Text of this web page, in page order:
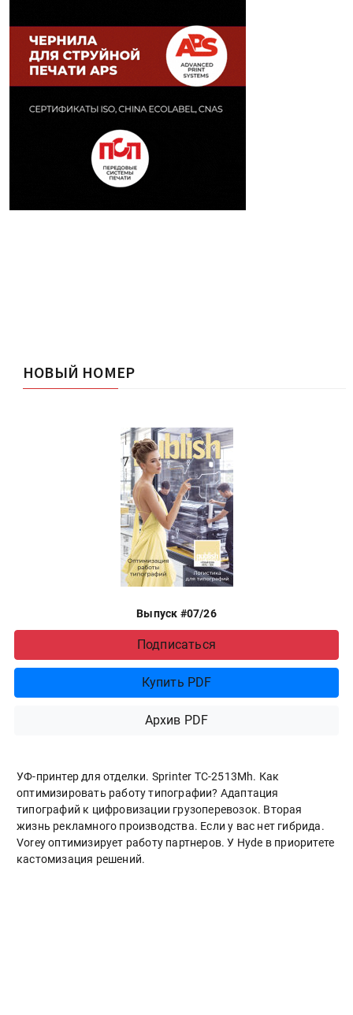
НОВЫЙ НОМЕР
Выпуск #07/26
Подписаться
Купить PDF
Архив PDF
УФ-принтер для отделки. Sprinter ТС-2513Mh. Как
оптимизировать работу типографии? Адаптация
типографий к цифровизации грузоперевозок. Вторая
жизнь рекламного производства. Если у вас нет гибрида.
Vorey оптимизирует работу партнеров. У Hyde в приоритете
кастомизация решений.